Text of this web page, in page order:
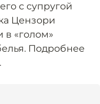
с супругой
Цензори
в «голом»
Подробнее
.